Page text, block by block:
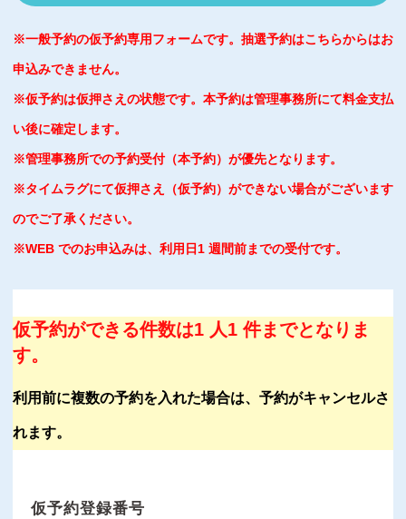
※一般予約の仮予約専用フォームです。抽選予約はこちらからはお
申込みできません。
※仮予約は仮押さえの状態です。本予約は管理事務所にて料金支払
い後に確定します。
※管理事務所での予約受付（本予約）が優先となります。
※タイムラグにて仮押さえ（仮予約）ができない場合がございます
のでご了承ください。
※WEB でのお申込みは、利用日1 週間前までの受付です。
仮予約ができる件数は1 人1 件までとなりま
す。
利用前に複数の予約を入れた場合は、予約がキャンセルさ
れます。
仮予約登録番号